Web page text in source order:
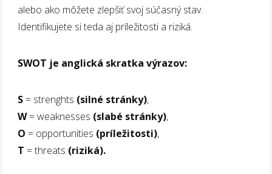
alebo ako môžete zlepšiť svoj súčasný stav.
Identifikujete si teda aj príležitosti a riziká.
SWOT je anglická skratka výrazov:
S = strenghts (silné stránky),
W= weaknesses (slabé stránky),
O = opportunities (príležitosti),
T = threats (riziká).